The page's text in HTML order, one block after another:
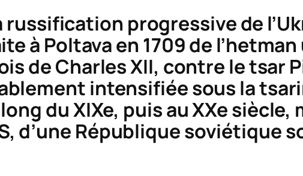
russification progressive de
à Poltava en 1709 de
de Charles XII, contre le tsar
intensifiée sous la
du XIXe, puis au XXe siècle,
d’une République soviétique